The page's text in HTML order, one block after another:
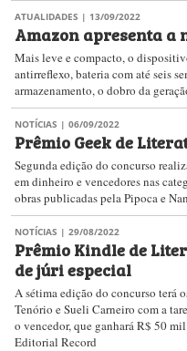
ATUALIDADES | 13/09/2022
Amazon apresenta a
Mais leve e compacto, o
antirreflexo, bateria com até seis
armazenamento, o dobro da
NOTÍCIAS | 06/09/2022
Prêmio Geek de
Segunda edição do concurso
em dinheiro e vencedores nas
obras publicadas pela Pipoca e
NOTÍCIAS | 29/08/2022
Prêmio Kindle de
de júri especial
A sétima edição do concurso terá
Tenório e Sueli Carneiro com a
o vencedor, que ganhará R$ 50
Editorial Record